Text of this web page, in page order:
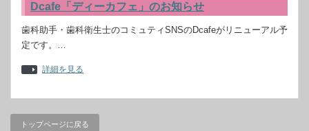
Dcafe「ディーカフェ」のお知らせ
歯科助手・歯科衛生士のコミュティSNSのDcafeがリニューアル予
定です。…
詳細を見る
トップページに戻る